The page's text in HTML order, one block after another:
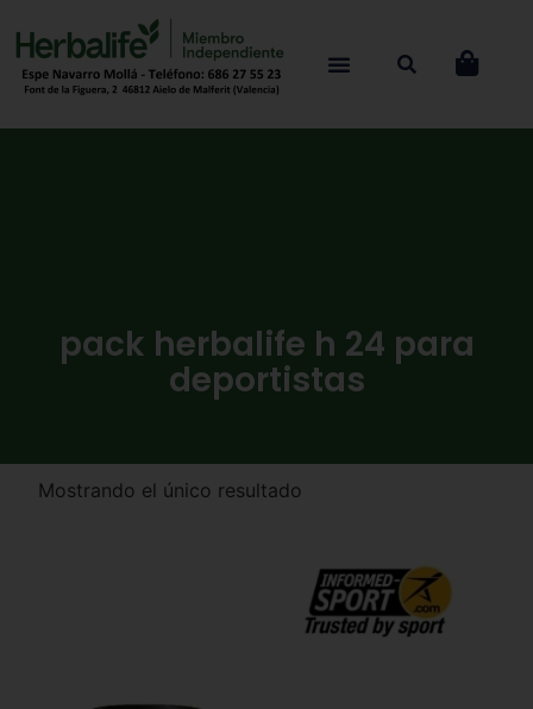
pack herbalife h 24 para
deportistas
Mostrando el único resultado